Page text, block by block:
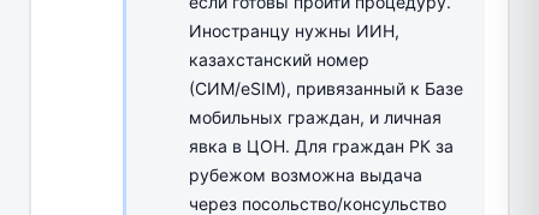
Иностранцу нужны ИИН,
казахстанский номер
(СИМ/eSIM), привязанный к Базе
мобильных граждан, и личная
явка в ЦОН. Для граждан РК за
рубежом возможна выдача
через посольство/консульство